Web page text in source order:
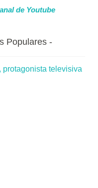
de Youtube
Populares
protagonista televisiva